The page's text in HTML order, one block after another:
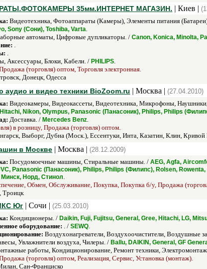
35мм.ИНТЕРНЕТ МАГАЗИН. | Киев |
Видеотехника, Фотоаппараты (Камеры), Элементы питания
Sony (Сони), Toshiba, Varta.
автоматы, Цифровые дупликаторы. / Canon, Konica, Minolta,
.
.
Аксессуары, Блоки, Кабели. / PHILIPS.
(торговля) оптом, Торговля электронная.
Донецк, Одесса
аудио и видео техники BioZoom.ru | Москва | (27.04.2010)
Видеокамеры, Видеокассеты, Видеотехника, Микрофоны,
Nikon, Olympus, Panasonic (Панасоник), Philips, Philips
Доставка. / Mercedes Benz.
в розницу, Продажа (торговля) оптом.
Выборг, Дубна (Моск.), Ессентуки, Инта, Казатин, Клин,
в Москве | Москва | (28.12.2009)
Посудомоечные машины, Стиральные машины. / AEG, Agfa,
Panasonic (Панасоник), Philips, Philips (Филипс), Rolsen,
Минск, Норд, Стинол.
Обмен, Обслуживание, Покупка, Покупка б/у, Продажа
Юг | Сочи | (25.03.2010)
Кондиционеры. / Daikin, Fuji, Fujitsu, General, Gree, Hitachi, LG,
оборудование: . / SEWQ.
Воздухонагреватели, Воздухоочистители, Воздушные
Увлажнители воздуха, Чилеры. / Ballu, DAIKIN, General, GF
работы, Кондиционирование, Ремонт техники,
(торговля) оптом, Реализация, Сервис, Установка (монтаж).
Сан-Франциско